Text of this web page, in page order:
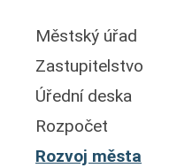
Městský úřad
Zastupitelstvo
Úřední deska
Rozpočet
Rozvoj města